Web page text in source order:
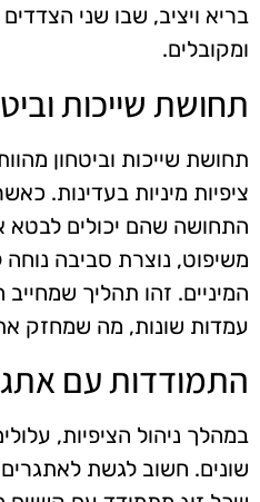
בריא ויציב, שבו שני
ומקובלים.
תחושת שייכות
תחושת שייכות וביטחון
ציפיות מיניות בעדינות.
התחושה שהם יכולים
משיפוט, נוצרת סביבה נוחה
המיניים. זהו תהליך
עמדות שונות, מה שמחזק
התמודדות עם
במהלך ניהול הציפיות,
שונים. חשוב לגשת